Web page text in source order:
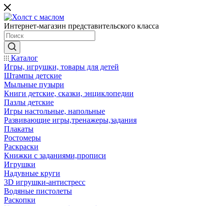
Интернет-магазин представительского класса
Каталог
Игры, игрушки, товары для детей
Штампы детские
Мыльные пузыри
Книги детские, сказки, энциклопедии
Пазлы детские
Игры настольные, напольные
Развивающие игры,тренажеры,задания
Плакаты
Ростомеры
Раскраски
Книжки с заданиями,прописи
Игрушки
Надувные круги
3D игрушки-антистресс
Водяные пистолеты
Раскопки